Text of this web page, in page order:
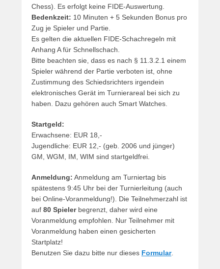
n
t
l
i
c
h
t
a
m
3
.
M
a
i
0
2
4
v
o
n
B
e
Chess). Es erfolgt keine FIDE-Auswertung.
Bedenkzeit: 10 Minuten + 5 Sekunden Bonus pro
Zug je Spieler und Partie.
Es gelten die aktuellen FIDE-Schachregeln mit
Anhang A für Schnellschach.
Bitte beachten sie, dass es nach § 11.3.2.1 einem
Spieler während der Partie verboten ist, ohne
Zustimmung des Schiedsrichters irgendein
elektronisches Gerät im Turnierareal bei sich zu
haben. Dazu gehören auch Smart Watches.
Startgeld:
Erwachsene: EUR 18,-
Jugendliche: EUR 12,- (geb. 2006 und jünger)
GM, WGM, IM, WIM sind startgeldfrei.
Anmeldung: Anmeldung am Turniertag bis
spätestens 9:45 Uhr bei der Turnierleitung (auch
bei Online-Voranmeldung!). Die Teilnehmerzahl ist
auf 80 Spielerbegrenzt, daher wird eine
Voranmeldung empfohlen. Nur Teilnehmer mit
Voranmeldung haben einen gesicherten
Startplatz!
Benutzen Sie dazu bitte nur dieses Formular.